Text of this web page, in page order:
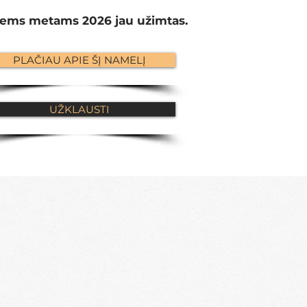
metams 2026 jau užimtas.
PLAČIAU APIE ŠĮ NAMELĮ
UŽKLAUSTI